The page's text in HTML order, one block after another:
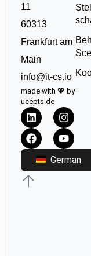
11
60313
Frankfurt am
Main
info@it-cs.io
made with 💖 by
ucepts.de
German